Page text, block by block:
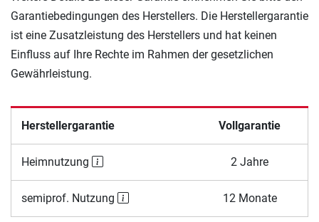
Garantiebedingungen des Herstellers. Die Herstellergarantie
ist eine Zusatzleistung des Herstellers und hat keinen
Einfluss auf Ihre Rechte im Rahmen der gesetzlichen
Gewährleistung.
Herstellergarantie Vollgarantie
Heimnutzung 2 Jahre
semiprof. Nutzung 12 Monate